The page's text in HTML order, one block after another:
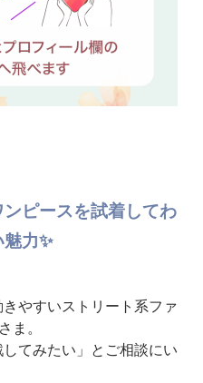
ピースを試着してわ
力✨
やすいストリート系ファ
ま。
てみたい」とご相談にい